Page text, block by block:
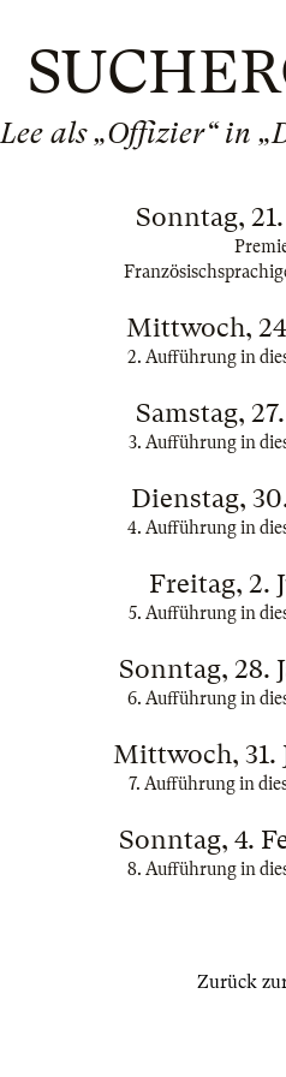
als „Offizier“ in
Sonntag,
Mittwoch,
2. Aufführung in
Samstag,
3. Aufführung in
Dienstag,
4. Aufführung in
Freitag, 2.
5. Aufführung in
Sonntag, 28.
6. Aufführung in
Mittwoch, 31.
7. Aufführung in
Sonntag, 4.
8. Aufführung in
Zurück